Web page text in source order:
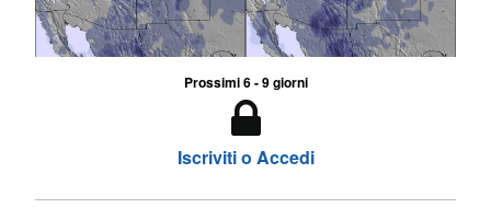
Prossimi 6 - 9 giorni
Iscriviti o Accedi